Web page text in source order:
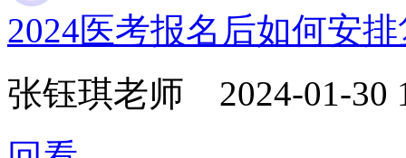
2024医考报名后如何安
张钰琪老师 2024-01-30